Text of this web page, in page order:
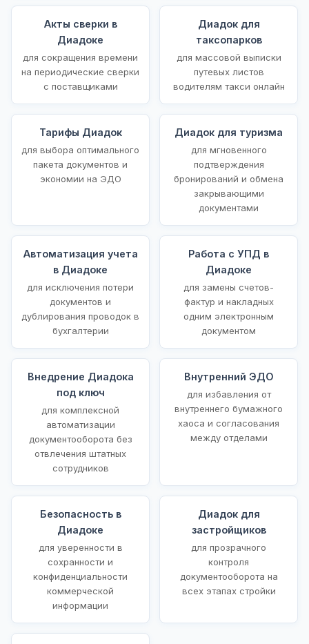
Акты сверки в
Диадоке
для сокращения времени
на периодические сверки
с поставщиками
Диадок для
таксопарков
для массовой выписки
путевых листов
водителям такси онлайн
Тарифы Диадок
для выбора оптимального
пакета документов и
экономии на ЭДО
Диадок для туризма
для мгновенного
подтверждения
бронирований и обмена
закрывающими
документами
Автоматизация учета
в Диадоке
для исключения потери
документов и
дублирования проводок в
бухгалтерии
Работа с УПД в
Диадоке
для замены счетов-
фактур и накладных
одним электронным
документом
Внедрение Диадока
под ключ
для комплексной
автоматизации
документооборота без
отвлечения штатных
сотрудников
Внутренний ЭДО
для избавления от
внутреннего бумажного
хаоса и согласования
между отделами
Безопасность в
Диадоке
для уверенности в
сохранности и
конфиденциальности
коммерческой
информации
Диадок для
застройщиков
для прозрачного
контроля
документооборота на
всех этапах стройки